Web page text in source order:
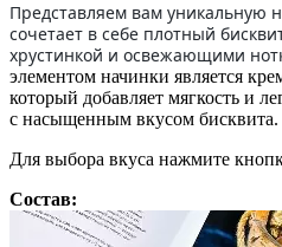
Представляем вам уникальную
сочетает в себе плотный
хрустинкой и освежающими
элементом начинки является
который добавляет мягкость и
с насыщенным вкусом бисквита.
Для выбора вкуса нажмите
Состав: